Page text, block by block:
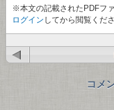
※本文の記載されたPDFフ
ログイン してから閲覧くださ
コメ